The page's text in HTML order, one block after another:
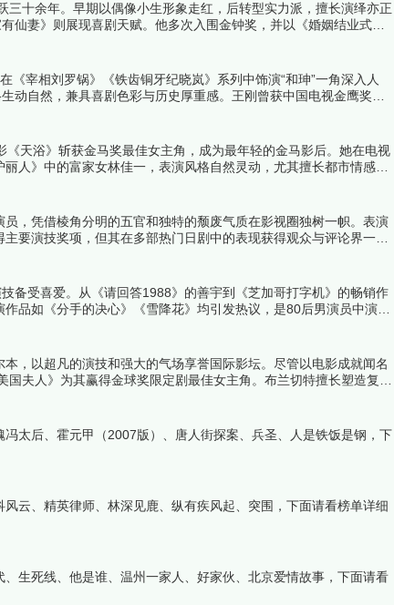
十余年。早期以偶像小生形象走红，后转型实力派，擅长演绎亦正
仙妻》则展现喜剧天赋。他多次入围金钟奖，并以《婚姻结业式》
宰相刘罗锅》《铁齿铜牙纪晓岚》系列中饰演“和珅”一角深入人
动自然，兼具喜剧色彩与历史厚重感。王刚曾获中国电视金鹰奖最
铜牙纪晓岚》《梦断紫禁城》等剧集均创下超高收视率，成为经典
天浴》斩获金马奖最佳女主角，成为最年轻的金马影后。她在电视
人》中的富家女林佳一，表演风格自然灵动，尤其擅长都市情感题
中榜编辑一起来看看详细名单吧！
，凭借棱角分明的五官和独特的颓废气质在影视圈独树一帜。表演
要演技奖项，但其在多部热门日剧中的表现获得观众与评论界一致
备受喜爱。从《请回答1988》的善宇到《芝加哥打字机》的畅销作
品如《分手的决心》《雪降花》均引发热议，是80后男演员中演技
，以超凡的演技和强大的气场享誉国际影坛。尽管以电影成就闻名
夫人》为其赢得金球奖限定剧最佳女主角。布兰切特擅长塑造复杂
然电视剧作品不多，但每部都引发巨大反响。下面跟着榜中榜编辑
太后、霍元甲（2007版）、唐人街探案、兵圣、人是铁饭是钢，下
云、精英律师、林深见鹿、纵有疾风起、突围，下面请看榜单详细
生死线、他是谁、温州一家人、好家伙、北京爱情故事，下面请看